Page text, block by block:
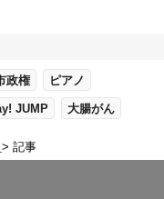
政権 ピアノ
JUMP 大腸がん
記事